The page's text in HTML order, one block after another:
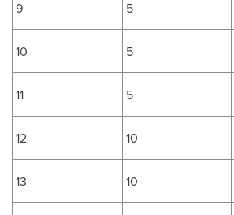
9 5
10 5
11 5
12 10
13 10